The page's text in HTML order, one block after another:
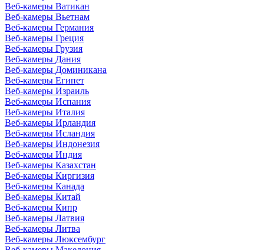
Веб-камеры Ватикан
Веб-камеры Вьетнам
Веб-камеры Германия
Веб-камеры Греция
Веб-камеры Грузия
Веб-камеры Дания
Веб-камеры Доминикана
Веб-камеры Египет
Веб-камеры Израиль
Веб-камеры Испания
Веб-камеры Италия
Веб-камеры Ирландия
Веб-камеры Исландия
Веб-камеры Индонезия
Веб-камеры Индия
Веб-камеры Казахстан
Веб-камеры Киргизия
Веб-камеры Канада
Веб-камеры Китай
Веб-камеры Кипр
Веб-камеры Латвия
Веб-камеры Литва
Веб-камеры Люксембург